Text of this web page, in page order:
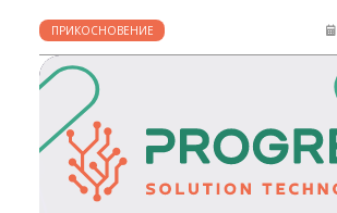
ПРИКОСНОВЕНИЕ